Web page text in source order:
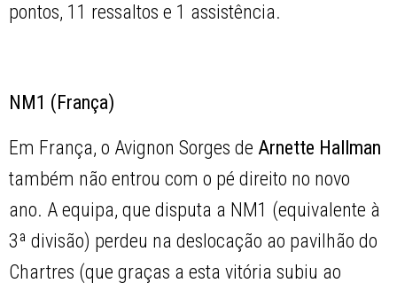
pontos, 11 ressaltos e 1 assistência.
NM1 (França)
Em França, o Avignon Sorges de Arnette Hallman
também não entrou com o pé direito no novo
ano. A equipa, que disputa a NM1 (equivalente à
3ª divisão) perdeu na deslocação ao pavilhão do
Chartres (que graças a esta vitória subiu ao